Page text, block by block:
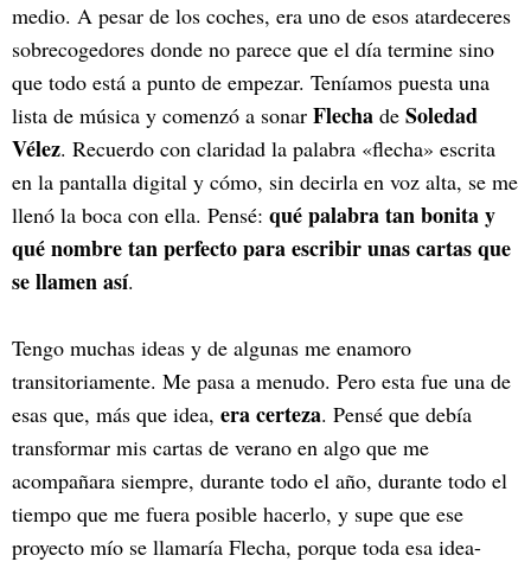
medio. A pesar de los coches, era uno de esos atardeceres
sobrecogedores donde no parece que el día termine sino
que todo está a punto de empezar. Teníamos puesta una
lista de música y comenzó a sonar Flecha de Soledad
Vélez. Recuerdo con claridad la palabra «flecha» escrita
en la pantalla digital y cómo, sin decirla en voz alta, se me
llenó la boca con ella. Pensé: qué palabra tan bonita y
qué nombre tan perfecto para escribir unas cartas que
se llamen así.
Tengo muchas ideas y de algunas me enamoro
transitoriamente. Me pasa a menudo. Pero esta fue una de
esas que, más que idea, era certeza. Pensé que debía
transformar mis cartas de verano en algo que me
acompañara siempre, durante todo el año, durante todo el
tiempo que me fuera posible hacerlo, y supe que ese
proyecto mío se llamaría Flecha, porque toda esa idea-